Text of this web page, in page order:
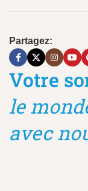
Partagez:
Votre
le
avec